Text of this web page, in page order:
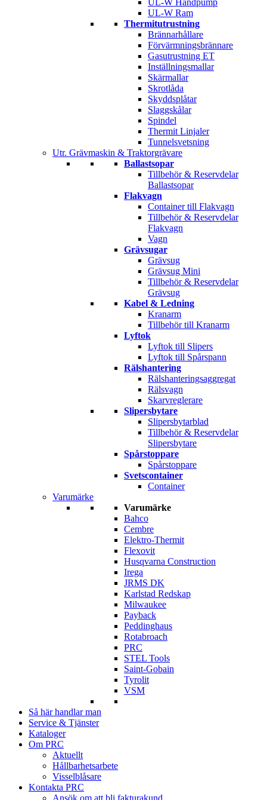
UL-W Ram
Thermitutrustning
Brännarhållare
Förvärmningsbrännare
Gasutrustning ET
Inställningsmallar
Skärmallar
Skrotlåda
Skyddsplåtar
Slaggskålar
Spindel
Thermit Linjaler
Tunnelsvetsning
Utr. Grävmaskin & Traktorgrävare
Ballastsopar
Tillbehör & Reservdelar
Ballastsopar
Flakvagn
Container till Flakvagn
Tillbehör & Reservdelar
Flakvagn
Vagn
Grävsugar
Grävsug
Grävsug Mini
Tillbehör & Reservdelar
Grävsug
Kabel & Ledning
Kranarm
Tillbehör till Kranarm
Lyftok
Lyftok till Slipers
Lyftok till Spårspann
Rälshantering
Rälshanteringsaggregat
Rälsvagn
Skarvreglerare
Slipersbytare
Slipersbytarblad
Tillbehör & Reservdelar
Slipersbytare
Spårstoppare
Spårstoppare
Svetscontainer
Container
Varumärke
Varumärke
Bahco
Cembre
Elektro-Thermit
Flexovit
Husqvarna Construction
Irega
JRMS DK
Karlstad Redskap
Milwaukee
Payback
Peddinghaus
Rotabroach
PRC
STEL Tools
Saint-Gobain
Tyrolit
VSM
Så här handlar man
Service & Tjänster
Kataloger
Om PRC
Aktuellt
Hållbarhetsarbete
Visselblåsare
Kontakta PRC
Ansök om att bli fakturakund